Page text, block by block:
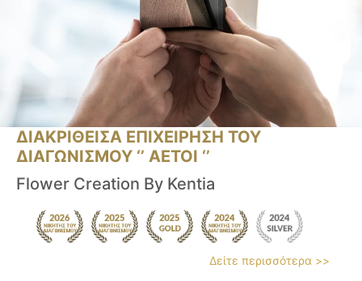
ΔΙΑΚΡΙΘΕΙΣΑ ΕΠΙΧΕΙΡΗΣΗ ΤΟΥ
ΔΙΑΓΩΝΙΣΜΟΥ ‘’ ΑΕΤΟΙ ‘’
Flower Creation By Kentia
Δείτε περισσότερα >>